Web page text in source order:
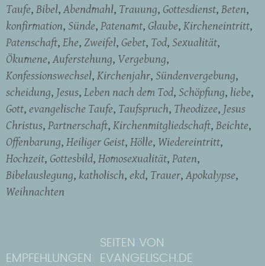
Taufe Bibel Abendmahl Trauung Gottesdienst Beten
konfirmation Sünde Patenamt Glaube Kircheneintritt
Patenschaft Ehe Zweifel Gebet Tod Sexualität
Ökumene Auferstehung Vergebung
Konfessionswechsel Kirchenjahr Sündenvergebung
scheidung Jesus Leben nach dem Tod Schöpfung liebe
Gott evangelische Taufe Taufspruch Theodizee Jesus
Christus Partnerschaft Kirchenmitgliedschaft Beichte
Offenbarung Heiliger Geist Hölle Wiedereintritt
Hochzeit Gottesbild Homosexualität Paten
Bibelauslegung katholisch ekd Trauer Apokalypse
Weihnachten
EMPFEHLUNGEN
SEITEN VON
EVANGELISCH.DE